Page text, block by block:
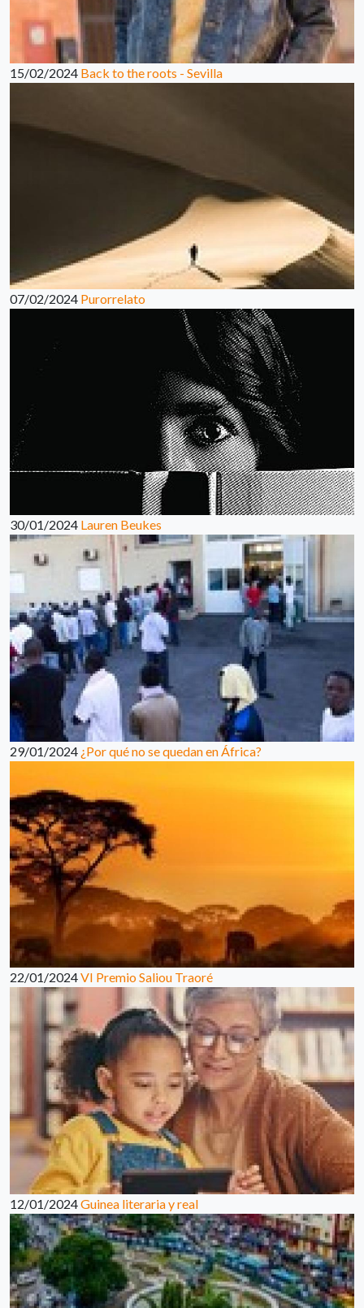
15/02/2024 Back to the roots - Sevilla
07/02/2024 Purorrelato
30/01/2024 Lauren Beukes
29/01/2024 ¿Por qué no se quedan en África?
22/01/2024VI Premio Saliou Traoré
12/01/2024Guinea literaria y real